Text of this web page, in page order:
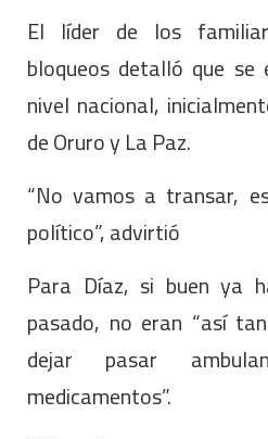
El líder de los
bloqueos detalló que
nivel nacional,
de Oruro y La Paz.
“No vamos a transar,
político”, advirtió
Para Díaz, si buen ya
pasado, no eran “así
dejar pasar
medicamentos”.